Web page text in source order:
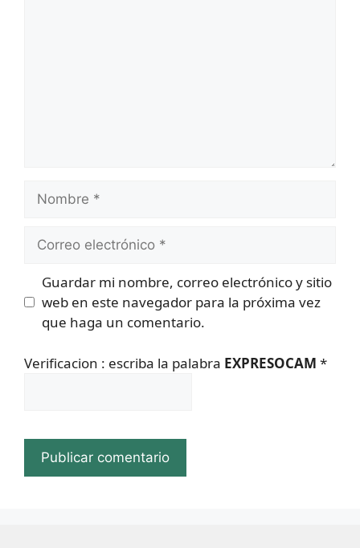
Nombre
Correo
Guardar mi nombre, correo electrónico y sitio
web en este navegador para la próxima vez
que haga un comentario.
Verificacion : escriba la palabra EXPRESOCAM *